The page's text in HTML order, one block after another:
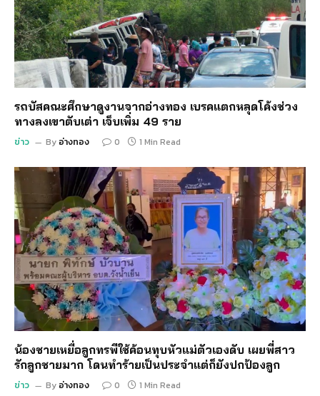
รถบัสคณะศึกษาดูงานจากอ่างทอง เบรคแตกหลุดโค้งช่วง
ทางลงเขาตับเต่า เจ็บเพิ่ม 49 ราย
ข่าว By อ่างทอง 0 1 Min Read
น้องชายเหยื่อลูกทรพีใช้ค้อนทุบหัวแม่ตัวเองดับ เผยพี่สาว
รักลูกชายมาก โดนทำร้ายเป็นประจำแต่ก็ยังปกป้องลูก
ข่าว By อ่างทอง 0 1 Min Read